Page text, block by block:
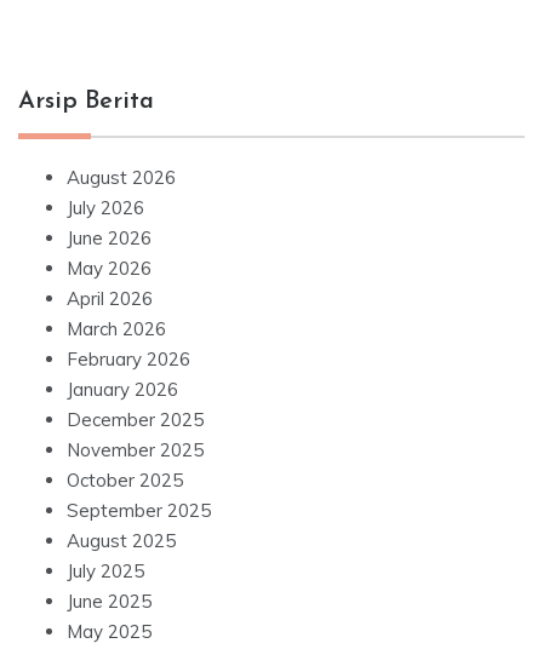
Arsip Berita
August 2026
July 2026
June 2026
May 2026
April 2026
March 2026
February 2026
January 2026
December 2025
November 2025
October 2025
September 2025
August 2025
July 2025
June 2025
May 2025